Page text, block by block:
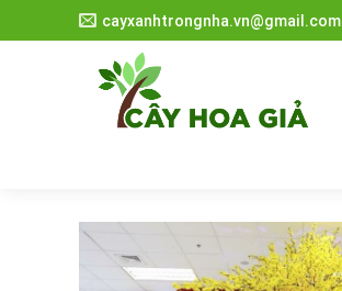
to
cayxanhtrongnha.vn@gmail.com